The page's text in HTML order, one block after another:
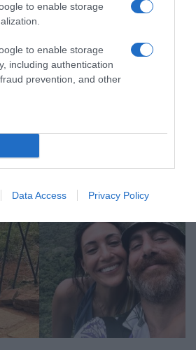
to enable storage
to enable storage
including authentication
prevention, and other
Data Access Privacy Policy
Στη Σρι Λάνκα με τα
φωτογραφίες που
μια ξεχωριστή καλοκαιρινή